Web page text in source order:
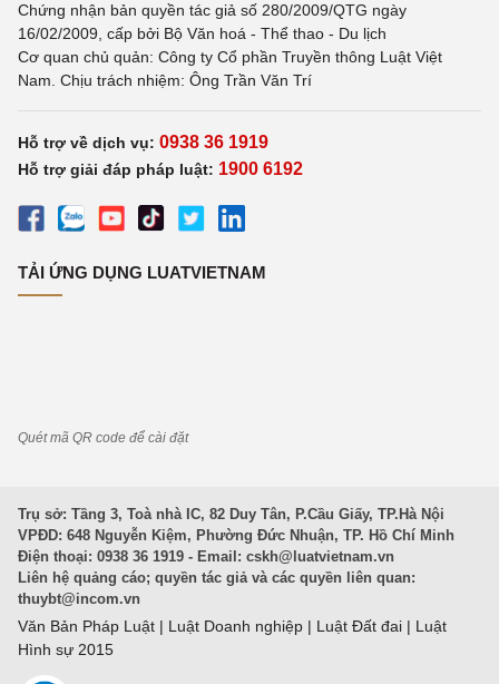
Chứng nhận bản quyền tác giả số 280/2009/QTG ngày
16/02/2009, cấp bởi Bộ Văn hoá - Thể thao - Du lịch
Cơ quan chủ quản: Công ty Cổ phần Truyền thông Luật Việt
Nam. Chịu trách nhiệm: Ông Trần Văn Trí
Hỗ trợ về dịch vụ: 0938 36 1919
Hỗ trợ giải đáp pháp luật: 1900 6192
TẢI ỨNG DỤNG LUATVIETNAM
Quét mã QR code để cài đặt
Trụ sở: Tầng 3, Toà nhà IC, 82 Duy Tân, P.Cầu Giấy, TP.Hà Nội
VPĐD: 648 Nguyễn Kiệm, Phường Đức Nhuận, TP. Hồ Chí Minh
Điện thoại: 0938 36 1919 - Email: cskh@luatvietnam.vn
Liên hệ quảng cáo; quyền tác giả và các quyền liên quan:
thuybt@incom.vn
Văn Bản Pháp Luật | Luật Doanh nghiệp | Luật Đất đai | Luật
Hình sự 2015